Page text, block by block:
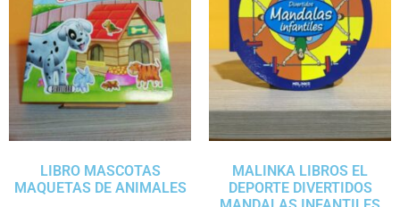
LIBRO MASCOTAS
MAQUETAS DE ANIMALES
MALINKA LIBROS EL
DEPORTE DIVERTIDOS